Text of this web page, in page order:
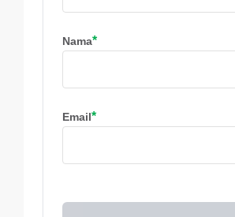
Nama*
Email*